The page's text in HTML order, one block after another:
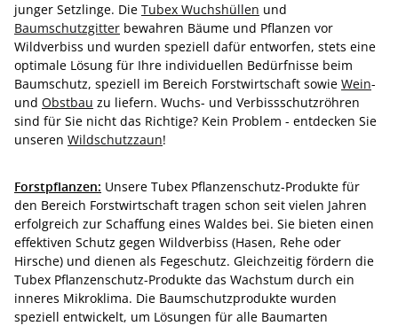
junger Setzlinge. Die Tubex Wuchshüllen und
Baumschutzgitter bewahren Bäume und Pflanzen vor
Wildverbiss und wurden speziell dafür entworfen, stets eine
optimale Lösung für Ihre individuellen Bedürfnisse beim
Baumschutz, speziell im Bereich Forstwirtschaft sowie Wein-
und Obstbau zu liefern. Wuchs- und Verbissschutzröhren
sind für Sie nicht das Richtige? Kein Problem - entdecken Sie
unseren Wildschutzzaun!
Forstpflanzen: Unsere Tubex Pflanzenschutz-Produkte für
den Bereich Forstwirtschaft tragen schon seit vielen Jahren
erfolgreich zur Schaffung eines Waldes bei. Sie bieten einen
effektiven Schutz gegen Wildverbiss (Hasen, Rehe oder
Hirsche) und dienen als Fegeschutz. Gleichzeitig fördern die
Tubex Pflanzenschutz-Produkte das Wachstum durch ein
inneres Mikroklima. Die Baumschutzprodukte wurden
speziell entwickelt, um Lösungen für alle Baumarten